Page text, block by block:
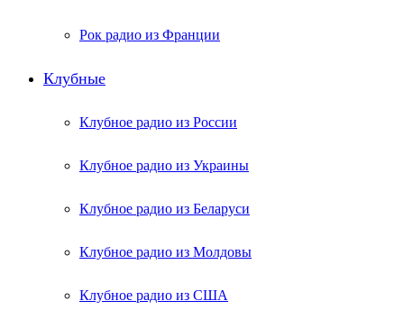
Рок радио из Франции
Клубные
Клубное радио из России
Клубное радио из Украины
Клубное радио из Беларуси
Клубное радио из Молдовы
Клубное радио из США